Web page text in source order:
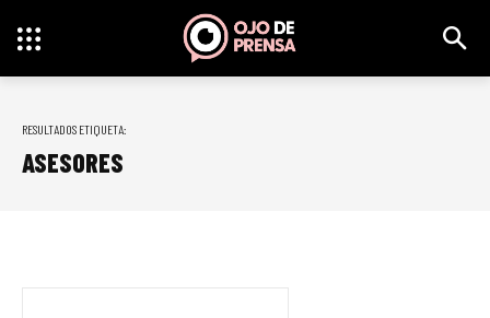
RESULTADOS ETIQUETA:
ASESORES